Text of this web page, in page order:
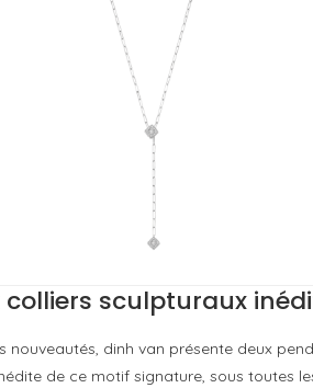
colliers sculpturaux
nouveautés, dinh van présente deux
de ce motif signature, sous toutes